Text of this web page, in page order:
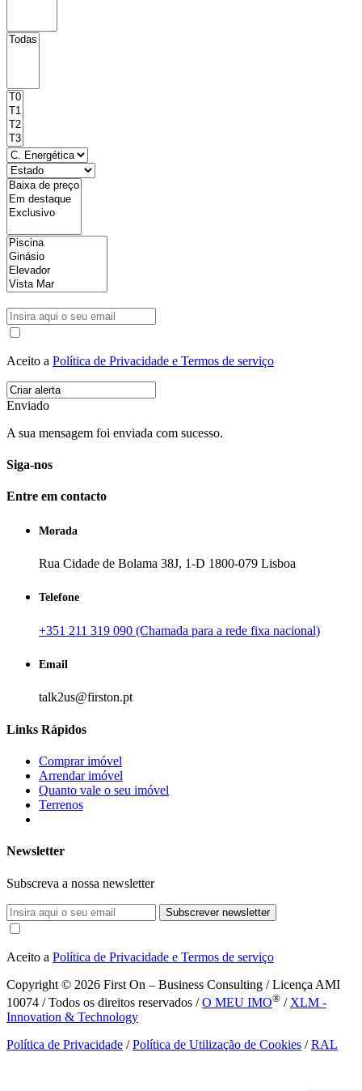
Aceito a Política de Privacidade e Termos de serviço
Enviado
A sua mensagem foi enviada com sucesso.
Siga-nos
Entre em contacto
Morada
Rua Cidade de Bolama 38J, 1-D 1800-079 Lisboa
Telefone
+351 211 319 090 (Chamada para a rede fixa nacional)
Email
talk2us@firston.pt
Links Rápidos
Comprar imóvel
Arrendar imóvel
Quanto vale o seu imóvel
Terrenos
Newsletter
Subscreva a nossa newsletter
Subscrever newsletter
Aceito a Política de Privacidade e Termos de serviço
Copyright © 2026 First On – Business Consulting / Licença AMI
10074 / Todos os direitos reservados /O MEU IMO® / XLM -
Innovation & Technology
Política de Privacidade /Política de Utilização de Cookies /RAL